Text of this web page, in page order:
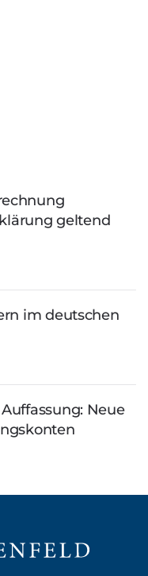
geltend
im deutschen
Neue